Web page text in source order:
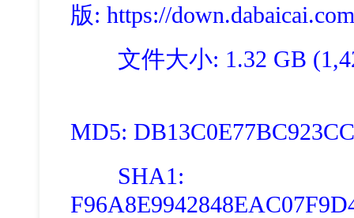
版: https://
文件大小: 1.32 GB
MD5:
SHA1: